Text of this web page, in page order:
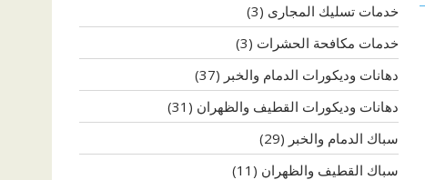
خدمات تسليك المجارى (3)
خدمات مكافحة الحشرات (3)
دهانات وديكورات الدمام والخبر (37)
دهانات وديكورات القطيف والظهران (31)
سباك الدمام والخبر (29)
سباك القطيف والظهران (11)